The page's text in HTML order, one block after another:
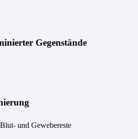
Gegenstände